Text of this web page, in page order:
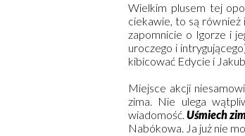
Wielkim plusem tej
ciekawie, to są również
zapomnicie o Igorze i
uroczego i
kibicować Edycie i
Miejsce akcji
zima. Nie ulega
wiadomość. Uśmiech
Nabókowa. Ja już nie